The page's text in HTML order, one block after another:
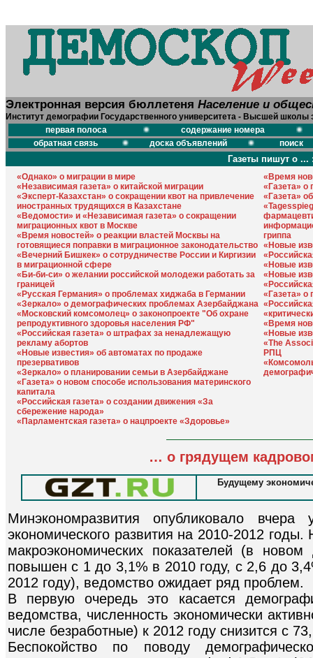
Электронная версия бюллетеня Население и
Институт демографии Государственного университета - Высшей школы
первая полоса
содержание номера
обратная связь
доска объявлений поиск
Газеты пишут о ...
«Однако» о миграции в мире
«Независимая газета» о китайской миграции
«Эксперт-Казахстан» о сокращении квот на привлечение
иностранных трудящихся в Казахстане
«Ведомости» и «Независимая газета» о сокращении
миграционных квот в Москве
«Время новостей» о реакции властей Москвы на
готовящиеся поправки в миграционное законодательство
«Вечерний Бишкек» о сотрудничестве России и Киргизии
в миграционной сфере
«Би-би-си» о желании российской молодежи работать за
границей
«Русская Германия» о проблемах хиджаба в Германии
«Зеркало» о демографических проблемах Азербайджана
«Московский комсомолец» о законопроекте "Об охране
репродуктивного здоровья населения РФ"
«Российская газета» о штрафах за ненадлежащую
рекламу абортов
«Новые известия» об автоматах по продаже
презервативов
«Зеркало» о планировании семьи в Азербайджане
«Газета» о новом способе использования материнского
капитала
«Российская газета» о создании движения «За
сбережение народа»
«Парламентская газета» о нацпроекте «Здоровье»
«Время
«Газета» о
«Газета»
гриппа
«Новые
«Новые
«Новые
«Газета»
«Время
«Новые
«The
РПЦ
… о грядущем
Будущему
Минэкономразвития опубликовало вчера
экономического развития на 2010-2012
макроэкономических показателей (в
повышен с 1 до 3,1% в 2010 году, с 2,6 до
2012 году), ведомство ожидает ряд проблем.
В первую очередь это касается
ведомства, численность экономически
числе безработные) к 2012 году снизится с
Беспокойство по поводу